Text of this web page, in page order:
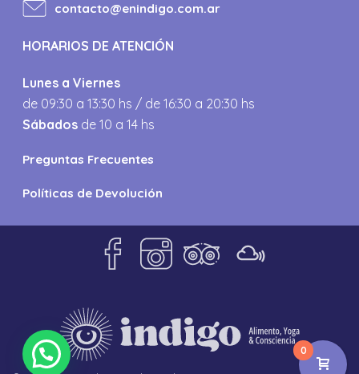
contacto@enindigo.com.ar
HORARIOS DE ATENCIÓN
Lunes a Viernes
de 09:30 a 13:30 hs / de 16:30 a 20:30 hs
Sábados de 10 a 14 hs
Preguntas Frecuentes
Políticas de Devolución
0